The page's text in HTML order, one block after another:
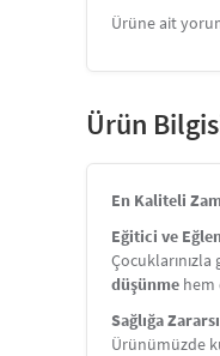
Ürüne ait
Ürün
En Kaliteli
Eğitici ve
Çocuklarınızla
düşünme hem
Sağlığa
Ürünümüzde